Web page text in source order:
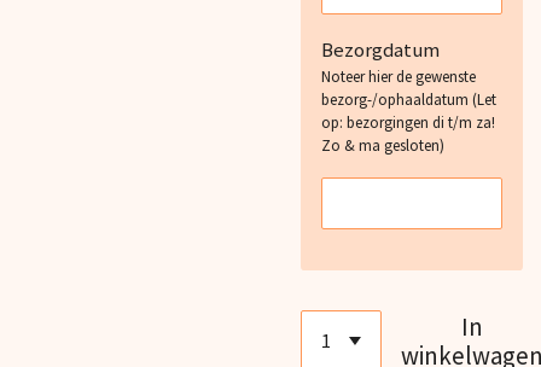
Bezorgdatum
Noteer hier de gewenste
bezorg-/ophaaldatum (Let
op: bezorgingen di t/m za!
Zo & ma gesloten)
In